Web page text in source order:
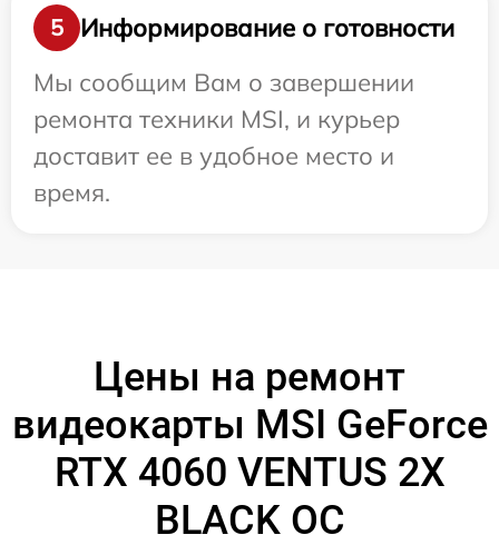
5
Информирование о готовности
Мы сообщим Вам о завершении
ремонта техники MSI, и курьер
доставит ее в удобное место и
время.
Цены на ремонт
видеокарты MSI GeForce
RTX 4060 VENTUS 2X
BLACK OC